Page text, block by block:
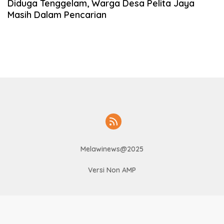
Diduga Tenggelam, Warga Desa Pelita Jaya
Masih Dalam Pencarian
Melawinews@2025
Versi Non AMP